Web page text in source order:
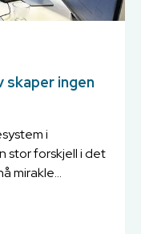
ingen
i
stor forskjell i det
mirakle...